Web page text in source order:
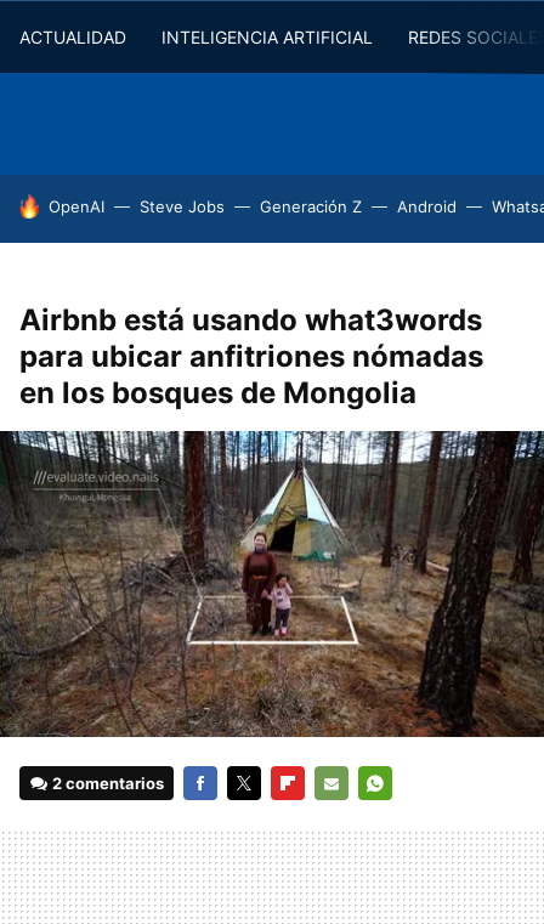
ACTUALIDAD INTELIGENCIA ARTIFICIAL REDES
HOY SE HABLA DE
OpenAI Steve Jobs Generación Z Android
Airbnb está usando what3words
para ubicar anfitriones nómadas
en los bosques de Mongolia
2 comentarios
MAIL